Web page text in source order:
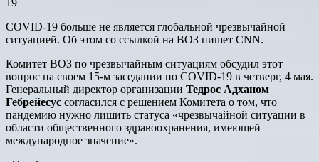
COVID-19 больше не является глобальной чрезвычайной
ситуацией. Об этом со ссылкой на ВОЗ пишет CNN.
Комитет ВОЗ по чрезвычайным ситуациям обсудил этот
вопрос на своем 15-м заседании по COVID-19 в четверг, 4 мая.
Генеральный директор организации Тедрос Адханом
Гебрейесус согласился с решением Комитета о том, что
пандемию нужно лишить статуса «чрезвычайной ситуации в
области общественного здравоохранения, имеющей
международное значение».